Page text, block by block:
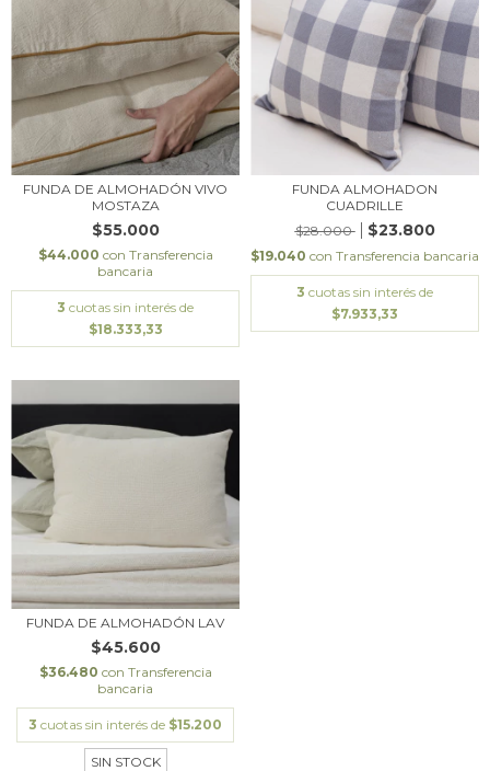
FUNDA DE ALMOHADÓN VIVO
MOSTAZA
$55.000
$44.000 con Transferencia
bancaria
3 cuotas sin interés de
$18.333,33
FUNDA ALMOHADON
CUADRILLE
$28.000
$23.800
$19.040 con Transferencia bancaria
3 cuotas sin interés de
$7.933,33
FUNDA DE ALMOHADÓN LAV
$45.600
$36.480 con Transferencia
bancaria
3 cuotas sin interés de $15.200
SIN STOCK